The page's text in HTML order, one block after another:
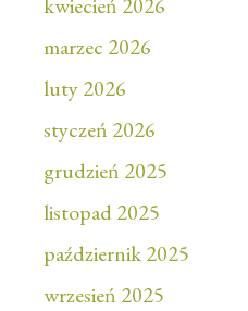
kwiecień 2026
marzec 2026
luty 2026
styczeń 2026
grudzień 2025
listopad 2025
październik 2025
wrzesień 2025